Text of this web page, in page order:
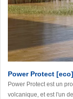
Power Protect [eco]
Power Protect est un
volcanique, et est l'un